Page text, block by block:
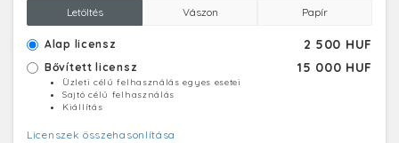
Letöltés Vászon Papír
Alap licensz 2 500 HUF
Bővített licensz 15 000 HUF
Üzleti célú felhasználás egyes esetei
Sajtó célú felhasználás
Kiállítás
Licenszek összehasonlítása